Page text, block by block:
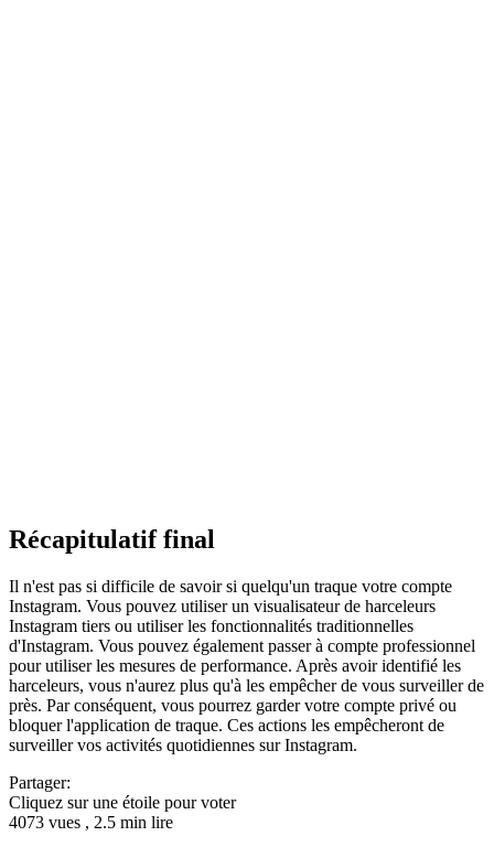
Récapitulatif final
Il n'est pas si difficile de savoir si quelqu'un traque votre compte
Instagram. Vous pouvez utiliser un visualisateur de harceleurs
Instagram tiers ou utiliser les fonctionnalités traditionnelles
d'Instagram. Vous pouvez également passer à compte professionnel
pour utiliser les mesures de performance. Après avoir identifié les
harceleurs, vous n'aurez plus qu'à les empêcher de vous surveiller de
près. Par conséquent, vous pourrez garder votre compte privé ou
bloquer l'application de traque. Ces actions les empêcheront de
surveiller vos activités quotidiennes sur Instagram.
Partager:
Cliquez sur une étoile pour voter
4073 vues , 2.5 min lire